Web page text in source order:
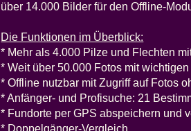
über 14.000 Bilder für den Offline-
Die Funktionen im Überblick:
* Mehr als 4.000 Pilze und Flechten
* Weit über 50.000 Fotos mit
* Offline nutzbar mit Zugriff auf Fotos
* Anfänger- und Profisuche: 21
* Fundorte per GPS abspeichern und